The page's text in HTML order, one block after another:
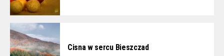
Cisna w sercu Bieszczad